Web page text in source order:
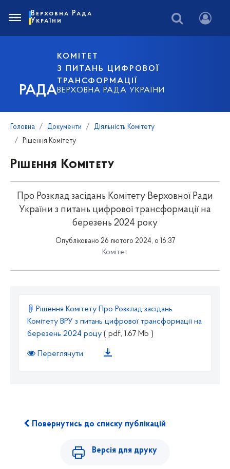
РАДА
КОМІТЕТ
З ПИТАНЬ ЦИФРОВОЇ
ТРАНСФОРМАЦІЇ
ВЕРХОВНА РАДА УКРАЇНИ
Верховна Рада
України
Головна Документи
Діяльність Комітету
Рішення Комітету
Рішення Комітету
Про Розклад засідань Комітету Верховної Ради
України з питань цифрової трансформації на
березень 2024 року
Опубліковано 26 лютого 2024, о 16:37
Комітет
Рішення Комітету Про Розклад засідань
Комітету ВРУ з питань цифрової трансформації на
березень 2024 роцу ( pdf, 1.67 Mb )
Переглянути
Повернутись до списку публікацій
Версія для друку